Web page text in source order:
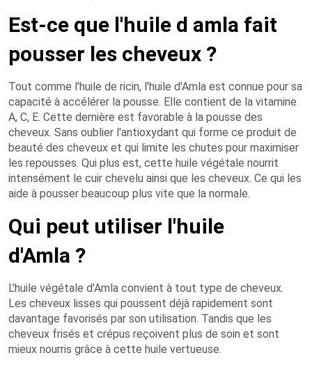
Est-ce que l'huile d amla fait
pousser les cheveux ?
Tout comme l'huile de ricin, l'huile d'Amla est connue pour sa
capacité à accélérer la pousse. Elle contient de la vitamine
A, C, E. Cette dernière est favorable à la pousse des
cheveux. Sans oublier l'antioxydant qui forme ce produit de
beauté des cheveux et qui limite les chutes pour maximiser
les repousses. Qui plus est, cette huile végétale nourrit
intensément le cuir chevelu ainsi que les cheveux. Ce qui les
aide à pousser beaucoup plus vite que la normale.
Qui peut utiliser l'huile
d'Amla ?
L'huile végétale d'Amla convient à tout type de cheveux.
Les cheveux lisses qui poussent déjà rapidement sont
davantage favorisés par son utilisation. Tandis que les
cheveux frisés et crépus reçoivent plus de soin et sont
mieux nourris grâce à cette huile vertueuse.